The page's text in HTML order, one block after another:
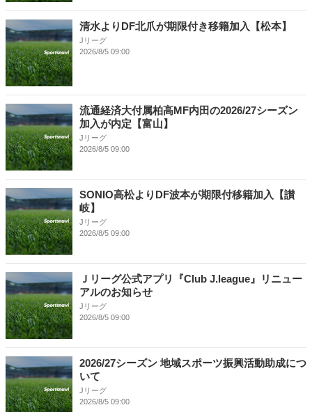
清水よりDF北爪が期限付き移籍加入【松本】
Jリーグ
2026/8/5 09:00
流通経済大付属柏高MF内田の2026/27シーズン
加入が内定【富山】
Jリーグ
2026/8/5 09:00
SONIO高松よりDF波本が期限付移籍加入【讃
岐】
Jリーグ
2026/8/5 09:00
Ｊリーグ公式アプリ『Club J.league』リニュー
アルのお知らせ
Jリーグ
2026/8/5 09:00
2026/27シーズン 地域スポーツ振興活動助成につ
いて
Jリーグ
2026/8/5 09:00